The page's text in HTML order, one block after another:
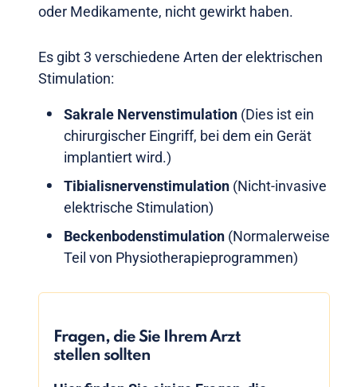
oder Medikamente, nicht gewirkt haben.
Es gibt 3 verschiedene Arten der elektrischen
Stimulation:
Sakrale Nervenstimulation (Dies ist ein
chirurgischer Eingriff, bei dem ein Gerät
implantiert wird.)
Tibialisnervenstimulation (Nicht-invasive
elektrische Stimulation)
Beckenbodenstimulation (Normalerweise
Teil von Physiotherapieprogrammen)
Fragen, die Sie Ihrem Arzt
stellen sollten